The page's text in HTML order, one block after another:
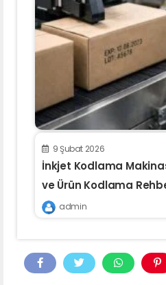
9 Şubat 2026
İnkjet Kodlama
ve Ürün Kodlama
admin